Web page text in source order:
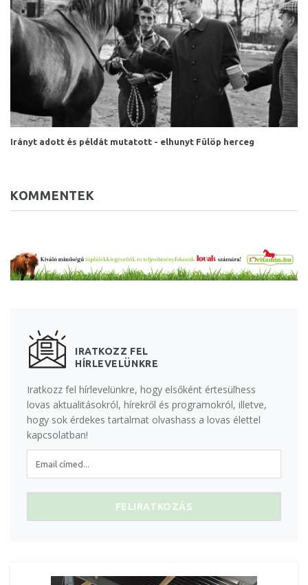
Irányt adott és példát mutatott - elhunyt Fülöp herceg
KOMMENTEK
IRATKOZZ FEL
HÍRLEVELÜNKRE
Iratkozz fel hírlevelünkre, hogy elsőként értesülhess
lovas aktualitásokról, hírekről és programokról, illetve,
hogy sok érdekes tartalmat olvashass a lovas élettel
kapcsolatban!